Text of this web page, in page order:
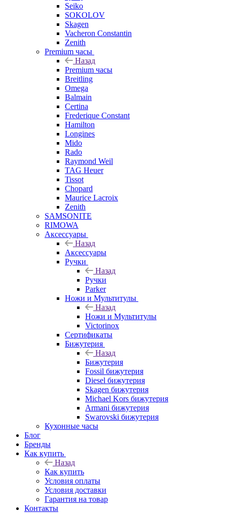
Seiko
SOKOLOV
Skagen
Vacheron Constantin
Zenith
Premium часы
Назад
Premium часы
Breitling
Omega
Balmain
Certina
Frederique Constant
Hamilton
Longines
Mido
Rado
Raymond Weil
TAG Heuer
Tissot
Chopard
Maurice Lacroix
Zenith
SAMSONITE
RIMOWA
Аксессуары
Назад
Аксессуары
Ручки
Назад
Ручки
Parker
Ножи и Мультитулы
Назад
Ножи и Мультитулы
Victorinox
Сертификаты
Бижутерия
Назад
Бижутерия
Fossil бижутерия
Diesel бижутерия
Skagen бижутерия
Michael Kors бижутерия
Armani бижутерия
Swarovski бижутерия
Кухонные часы
Блог
Бренды
Как купить
Назад
Как купить
Условия оплаты
Условия доставки
Гарантия на товар
Контакты